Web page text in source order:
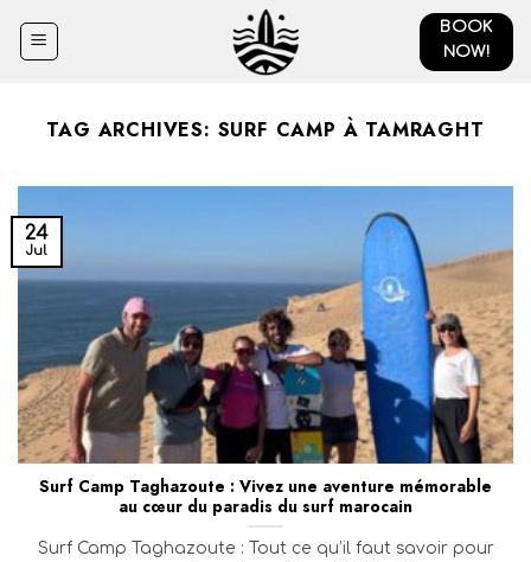
BOOK
NOW!
TAG ARCHIVES: SURF CAMP À TAMRAGHT
Surf Camp Taghazoute : Vivez une aventure mémorable
au cœur du paradis du surf marocain
Surf Camp Taghazoute : Tout ce qu’il faut savoir pour
24
Jul